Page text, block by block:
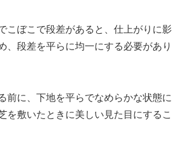
こぼこで段差があると、仕上がりに影
、段差を平らに均一にする必要があり
前に、下地を平らでなめらかな状態に
を敷いたときに美しい見た目にするこ